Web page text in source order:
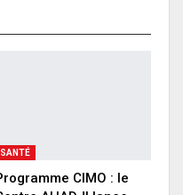
SANTÉ
CIMO : le